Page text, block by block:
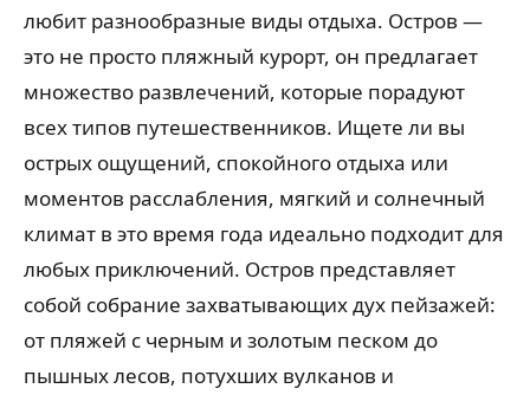
любит разнообразные виды отдыха. Остров —
это не просто пляжный курорт, он предлагает
множество развлечений, которые порадуют
всех типов путешественников. Ищете ли вы
острых ощущений, спокойного отдыха или
моментов расслабления, мягкий и солнечный
климат в это время года идеально подходит для
любых приключений. Остров представляет
собой собрание захватывающих дух пейзажей:
от пляжей с черным и золотым песком до
пышных лесов, потухших вулканов и